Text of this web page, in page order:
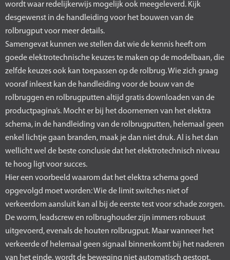
wordt waar redelijkerwijs mogelijk ook meegeleverd. Kijk
desgewenst in de handleiding voor het bouwen van de
rolbrugput voor meer details.
Samengevat kunnen we stellen dat wie de kennis heeft om
goede elektrotechnische keuzes te maken op de modelbaan, die
zelfde keuzes ook kan toepassen op de rolbrug. Wie zich graag
vooraf inleest kan de handleiding voor de bouw van de
rolbruggen en rolbrugputten altijd gratis downloaden van de
productpagina’s. Mocht er bij het doornemen van het elektra
schema, in de handleiding van de rolbrugputten, helemaal geen
enkel lichtje gaan branden, maak je dan niet druk. Al is het dan
wellicht wel de beste conclusie dat het elektrotechnisch niveau
te hoog ligt voor succes.
Hier een voorbeeld waarom dat het elektra schema goed
opgevolgd moet worden: Wie de limit switches niet of
verkeerdom aansluit kan al bij de eerste test voor schade zorgen.
De worm, leadscrew en rolbrughouder zijn immers robuust
uitgevoerd, evenals de houten rolbrugput. Maar wanneer het
verkeerde of helemaal geen signaal binnenkomt bij het naderen
van het einde, wordt de beweging niet automatisch gestopt.